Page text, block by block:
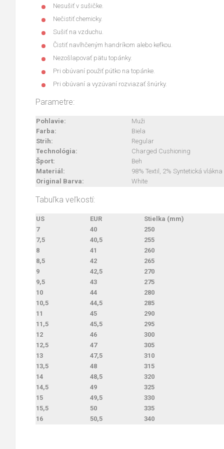
Nesušiť v sušičke.
Nečistiť chemicky.
Sušiť na vzduchu.
Čistiť navlhčeným handríkom alebo kefkou.
Nezošlapovať pätu topánky.
Pri obúvaní použiť pútko na topánke.
Pri obúvaní a vyzúvaní rozviazať šnúrky.
Parametre:
Pohlavie:
Muži
Farba:
Biela
Strih:
Regular
Technológia:
Charged Cushioning
Šport:
Beh
Materiál:
98% Textil, 2% Syntetická vlákna
Original Barva:
White
Tabuľka veľkostí:
US EUR
Stielka (mm)
7
40
250
7,5
40,5
255
8
41
260
8,5
42
265
9
42,5
270
9,5
43
275
10
44
280
10,5
44,5
285
11
45
290
11,5
45,5
295
12
46
300
12,5
47
305
13
47,5
310
13,5
48
315
14
48,5
320
14,5
49
325
15
49,5
330
15,5
50
335
16
50,5 340